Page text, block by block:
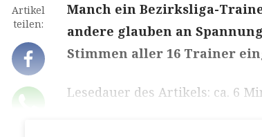
Artikel
teilen:
Manch ein Bezirksliga-
andere glauben an
Stimmen aller 16 Trainer
Lesedauer des Artikels: ca. 6